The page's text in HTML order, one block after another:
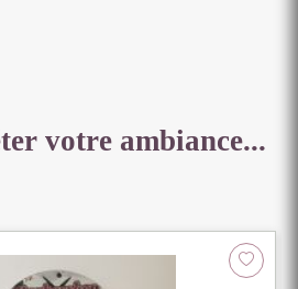
votre ambiance...